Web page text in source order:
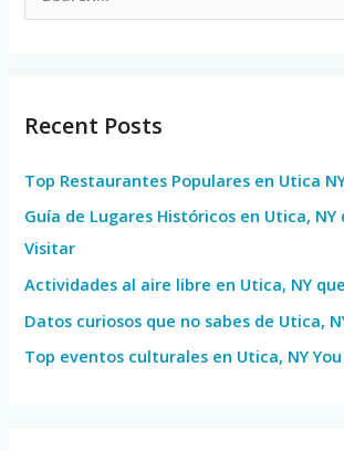
c
f
o
r
:
Recent Posts
Top Restaurantes Populares en Utica
Guía de Lugares Históricos en Utica, NY
Visitar
Actividades al aire libre en Utica, NY
Datos curiosos que no sabes de Utica,
Top eventos culturales en Utica, NY You